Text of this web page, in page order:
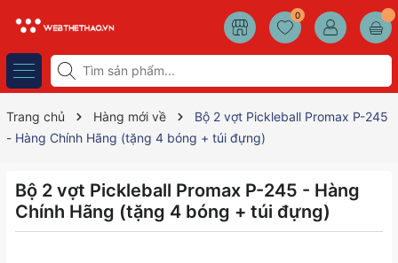
0
Trang chủ Hàng mới về
Bộ 2 vợt Pickleball Promax P-245
- Hàng Chính Hãng (tặng 4 bóng + túi đựng)
Bộ 2 vợt Pickleball Promax P-245 - Hàng
Chính Hãng (tặng 4 bóng + túi đựng)